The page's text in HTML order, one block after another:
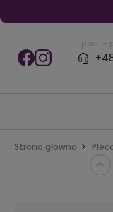
pon. -
Strona główna